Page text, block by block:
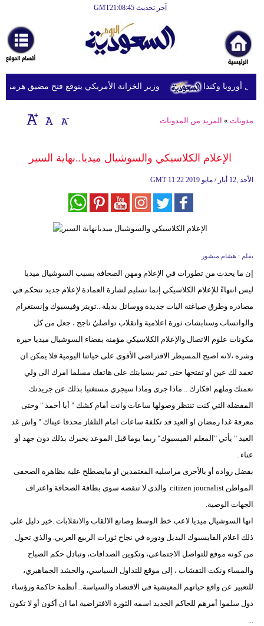
آخر تحديث GMT21:08:45
وزير الخزانة الأمريكي يتوقع فتح مضيق هرمز اليوم أو وكندا
مدونات » المزيد من المدونات
الإعلام الكلاسيكي والسوشيال ميديا..نهاية السير
GMT 11:22 2019 الأحد ,12 أيار / مايو
بقلم : هشام مبشور
إن ما يحدث من تطورات في الإعلام ومهن الصحافة بسبب السوشيال ميديا
ليس انتهاءً للإعلام الكلاسيكي إنما تسليم لشارة العمادة لإعلام جديد تتحكم في
مصادره وطرق صياغته اليات جديدة ووسائل بديلة ..تويتر وفيسبوك وإنستغرام
والواتساب وسنابشات ثورة اعلامية وانقلاب تواصليٌ ناجح ، جعل من كل
مكونات علوم الاتصال والإعلام الكلاسيكي مؤمنة بقضاء السوشيال ميديا خيره
وشره ،لانه اصبح المسيطر الافتراضي الأقوى على حياتنا اليومية فلا يمكن ان
تغمد لك عين او تفتحها حتى تمر بسبابتك على هاتفك مسلما امرك الى ولي
نعمتك وملهم افكارك .. ماذا جرى وماذا سيجري مستغنيا بذلك عن جريدتك
المفضلة التي كنت تنتظر وصولها ساعات وانت أمام كشك " أبا أحمد " وحتى
معرفة غدا رمضان او العيد قد تكلفة ساعات امام التلفاز محدقا عيناك " واش غد
العيد " يأتي "المعلم الفيسبوك" ربما يوما قبل الموعد يخبرك بذلك دون جهد أو
عناء .
بفضل رواده أو بالأحرى مراسليه المعتمدين او مايصطلح عليه بظاهرة الصحفى
المواطن citizen journalist والذي لا تنقصه سوى بطاقة الصحافة واعتراف
الجهات الوصية.
انها السوشيال ميديا لاعب خط الوسط وصانع الالقاب والانقلابات .خير دليل على
ذلك اعلام الفايسبوك البديل ودوره في نجاح ثورات الربيع العربي. والذي تحول
من كونه موقع للتواصل الاجتماعي، وتكوين الصداقات، وتبادل حكم الصباح
والمساء ونكت التقشاب ، إلى موقع للتداول السياسي، والحشد الجماهيري،
للتعبير عن واقع حياتهم المعيشية في الاقتصاد والسياسة...أنظمة حاكمة ورؤساء
دول سلموا أمرهم للحاكم الجديد اسمه الثورة الافتراضية اما ان أكون أو لا تكون
...